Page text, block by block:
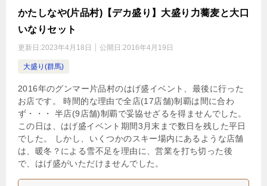
かたしなや(片品村)【デカ盛り】大盛り力蕎麦と大口
いなりセット
更新日:2023年4月18日 公開日:2016年4月19日
大盛り(群馬)
2016年のグンマー片品村のはげ盛イベント、最後に行った
お店です。 時間的な理由で全店(17店舗)制覇は間に合わ
ず・・・ 半店(9店舗)制覇で妥協せざるを得ませんでした。
この日は、はげ盛イベント期間3月末まで数日を残した平日
でした。 しかし、いくつかのスキー場内にあるような店舗
は、暖冬？による雪不足を理由に、営業を打ち切った後
で、はげ盛がいただけませんでした。